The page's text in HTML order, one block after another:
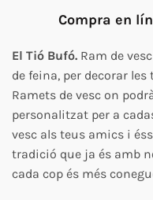
Compra en
El Tió Bufó. Ram de
de feina, per decorar les
Ramets de vesc on
personalitzat per a
vesc als teus amics i
tradició que ja és amb
cada cop és més